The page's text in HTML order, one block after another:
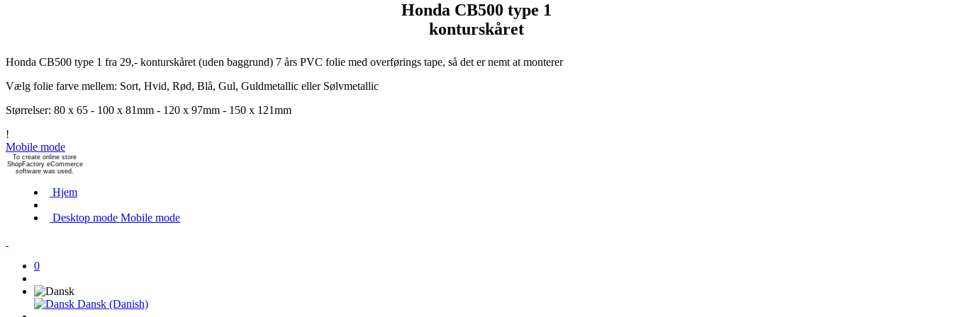
Honda CB500 type 1
konturskåret
Honda CB500 type 1 fra 29,- konturskåret (uden baggrund) 7 års PVC folie med overførings tape, så det er nemt at monterer
Vælg folie farve mellem: Sort, Hvid, Rød, Blå, Gul, Guldmetallic eller Sølvmetallic
Størrelser: 80 x 65 - 100 x 81mm - 120 x 97mm - 150 x 121mm
!
Mobile mode
To create online store
ShopFactory eCommerce
software was used.
Hjem
Desktop mode Mobile mode
0
Dansk (Danish)